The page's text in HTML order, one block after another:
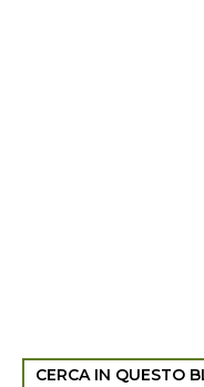
CERCA IN QUESTO